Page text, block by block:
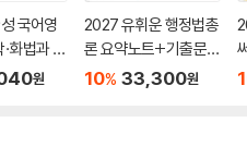
국어영
·화법과 작
원
2027 유휘운 행정법총
론 요약노트+기출문제
(요.플.)
10% 33,300원